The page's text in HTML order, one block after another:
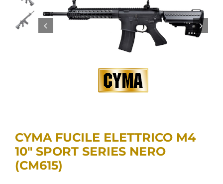
CYMA FUCILE ELETTRICO M4
10″ SPORT SERIES NERO
(CM615)